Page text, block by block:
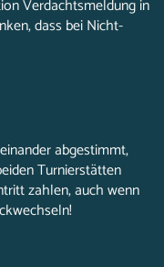
Verdachtsmeldung in
dass bei Nicht-
abgestimmt,
Turnierstätten
zahlen, auch wenn